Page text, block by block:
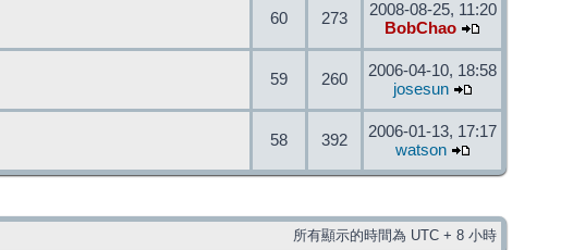
60 273
2008-08-25, 11:20
BobChao
59 260
2006-04-10, 18:58
josesun
58 392
2006-01-13, 17:17
watson
所有顯示的時間為 UTC + 8 小時